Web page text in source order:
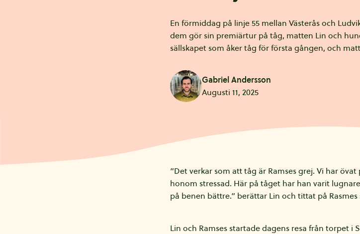
En förmiddag på linje 55 mellan Västerås och
dem gör sin premiärtur på tåg, matten Lin och
sällskapet som åker tåg för första gången, och
Gabriel Andersson
Augusti 11, 2025
”Det verkar som att tåg är Ramses grej. Vi har
honom stressad. Här på tåget har han varit
på benen bättre.” berättar Lin och tittat på
Lin och Ramses startade dagens resa från torpet i